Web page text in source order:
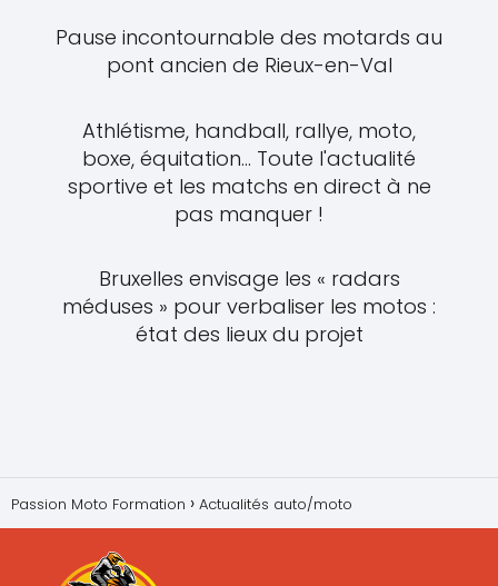
Pause incontournable des motards au
pont ancien de Rieux-en-Val
Athlétisme, handball, rallye, moto,
boxe, équitation... Toute l'actualité
sportive et les matchs en direct à ne
pas manquer !
Bruxelles envisage les « radars
méduses » pour verbaliser les motos :
état des lieux du projet
Passion Moto Formation Actualités auto/moto